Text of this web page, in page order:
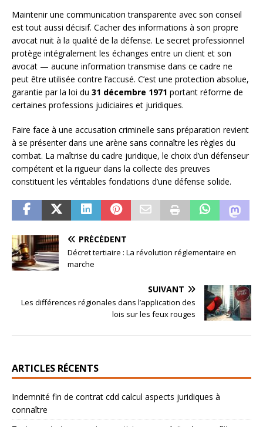
Maintenir une communication transparente avec son conseil
est tout aussi décisif. Cacher des informations à son propre
avocat nuit à la qualité de la défense. Le secret professionnel
protège intégralement les échanges entre un client et son
avocat — aucune information transmise dans ce cadre ne
peut être utilisée contre l’accusé. C’est une protection absolue,
garantie par la loi du 31 décembre 1971 portant réforme de
certaines professions judiciaires et juridiques.
Faire face à une accusation criminelle sans préparation revient
à se présenter dans une arène sans connaître les règles du
combat. La maîtrise du cadre juridique, le choix d’un défenseur
compétent et la rigueur dans la collecte des preuves
constituent les véritables fondations d’une défense solide.
PRÉCÉDENT
Décret tertiaire : La révolution réglementaire en
marche
SUIVANT
Les différences régionales dans l’application des
lois sur les feux rouges
ARTICLES RÉCENTS
Indemnité fin de contrat cdd calcul aspects juridiques à
connaître